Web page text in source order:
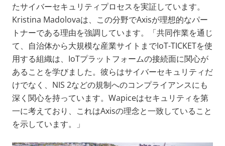
たサイバーセキュリティプロセスを実証しています。
Kristina Madolovaは、この分野でAxisが理想的なパー
トナーである理由を強調しています。「共同作業を通じ
て、自治体から大規模な産業サイトまでIoT-TICKETを使
用する組織は、IoTプラットフォームの接続面に関心が
あることを学びました。彼らはサイバーセキュリティだ
けでなく、NIS 2などの規制へのコンプライアンスにも
深く関心を持っています。Wapiceはセキュリティを第
一に考えており、これはAxisの理念と一致していること
を示しています。」